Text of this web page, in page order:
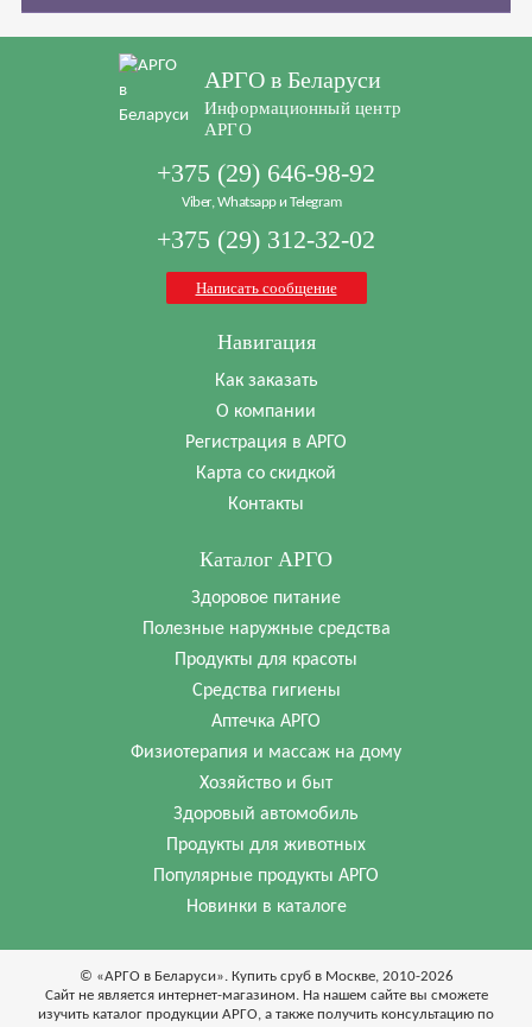
АРГО в Беларуси
Информационный центр
АРГО
+375 (29) 646-98-92
Viber, Whatsapp и Telegram
+375 (29) 312-32-02
Написать сообщение
Навигация
Как заказать
О компании
Регистрация в АРГО
Карта со скидкой
Контакты
Каталог АРГО
Здоровое питание
Полезные наружные средства
Продукты для красоты
Средства гигиены
Аптечка АРГО
Физиотерапия и массаж на дому
Хозяйство и быт
Здоровый автомобиль
Продукты для животных
Популярные продукты АРГО
Новинки в каталоге
© «АРГО в Беларуси». Купить сруб в Москве, 2010-2026
Cайт не является интернет-магазином. На нашем сайте вы сможете
изучить каталог продукции АРГО, а также получить консультацию по